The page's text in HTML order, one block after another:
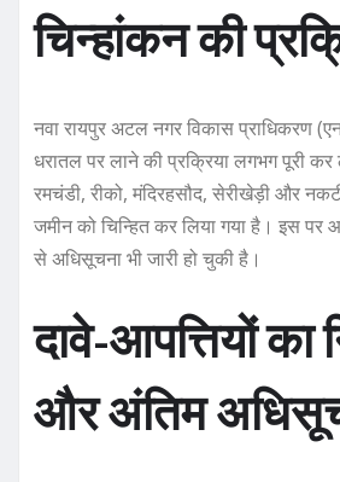
चिन्हांकन की
नवा रायपुर अटल नगर विकास प्राधिकरण
धरातल पर लाने की प्रक्रिया लगभग पूरी कर
रमचंडी, रीको, मंदिरहसौद, सेरीखेड़ी और
जमीन को चिन्हित कर लिया गया है। इस पर
से अधिसूचना भी जारी हो चुकी है।
दावे-आपत्तियों का
और अंतिम